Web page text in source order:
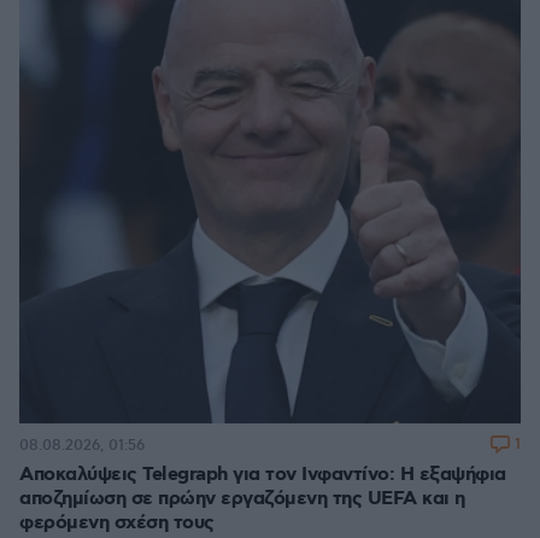
Αποκαλύψεις Telegraph για τον Ινφαντίνο: Η εξαψήφια
αποζημίωση σε πρώην εργαζόμενη της UEFA και η
φερόμενη σχέση τους
08.08.2026, 01:56 1